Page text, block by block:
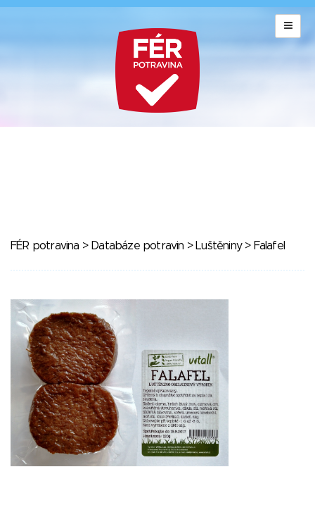
FÉR potravina > Databáze potravin > Luštěniny> Falafel